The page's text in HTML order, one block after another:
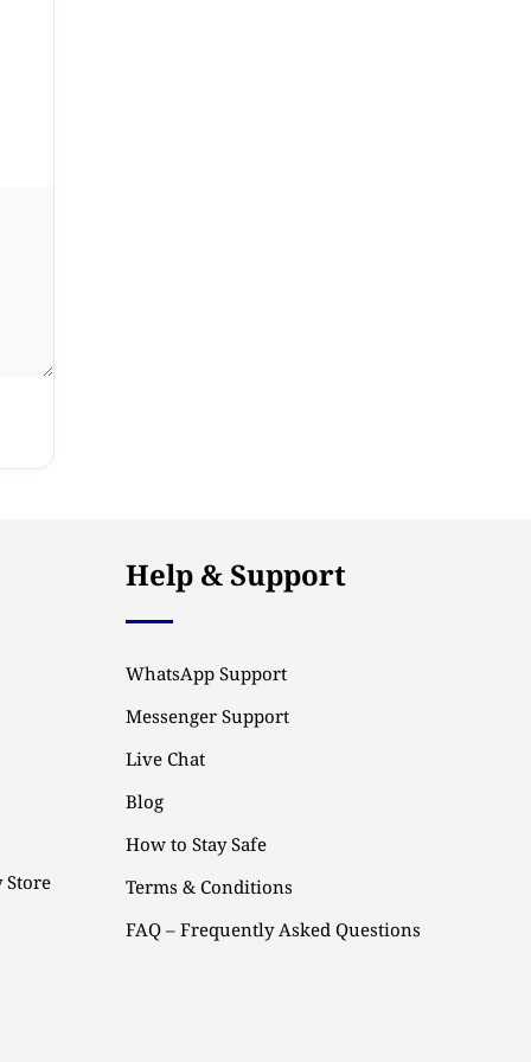
Help & Support
WhatsApp Support
Messenger Support
Live Chat
Blog
How to Stay Safe
Terms & Conditions
FAQ – Frequently Asked Questions